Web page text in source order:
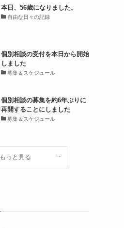
本日、56歳になりました。
自由な日々の記録
個別相談の受付を本日から開始
しました
募集＆スケジュール
個別相談の募集を約6年ぶりに
再開することにしました
募集＆スケジュール
もっと見る